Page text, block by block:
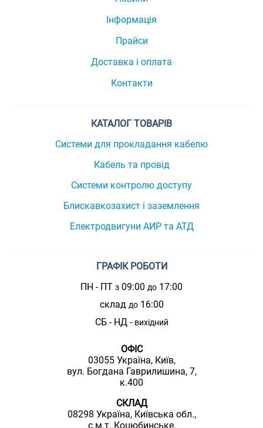
Інформація
Прайси
Доставка і оплата
Контакти
КАТАЛОГ ТОВАРІВ
Системи для прокладання кабелю
Кабель та провід
Системи контролю доступу
Блискавкозахист і заземлення
Електродвигуни АИР та АТД
ГРАФІК РОБОТИ
ПН - ПТ з 09:00 до 17:00
склад до16:00
СБ - НД - вихідний
ОФІС
03055 Україна, Київ,
вул. Богдана Гаврилишина, 7,
к.400
СКЛАД
08298 Україна, Київська обл.,
с.м.т. Коцюбинське,